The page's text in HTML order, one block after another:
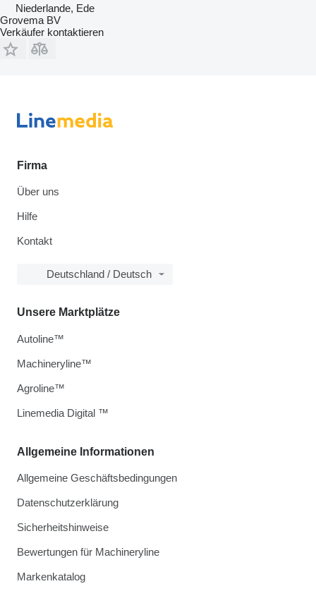
Niederlande, Ede
Grovema BV
Verkäufer kontaktieren
Firma
Über uns
Hilfe
Kontakt
Deutschland / Deutsch
Allgemeine Informationen
Allgemeine Geschäftsbedingungen
Datenschutzerklärung
Sicherheitshinweise
Bewertungen für Machineryline
Markenkatalog
Unsere Marktplätze
Autoline™
Machineryline™
Agroline™
Linemedia Digital ™